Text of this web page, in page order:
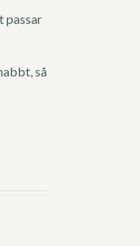
passar
så